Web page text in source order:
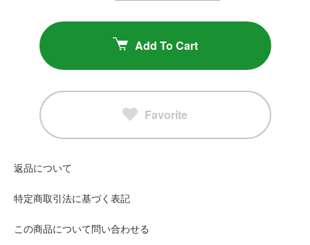
Add To Cart
Favorite
返品について
特定商取引法に基づく表記
この商品について問い合わせる